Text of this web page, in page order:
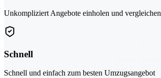
Unkompliziert Angebote einholen und vergleichen
Schnell
Schnell und einfach zum besten Umzugsangebot